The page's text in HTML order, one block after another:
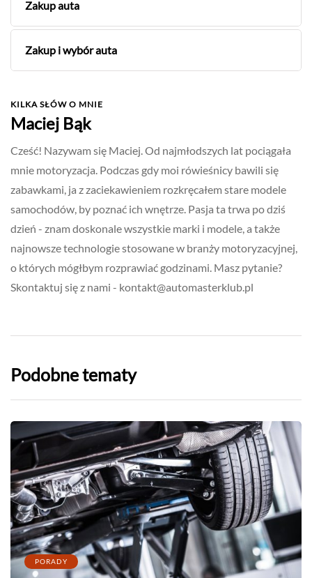
Zakup auta
Zakup i wybór auta
KILKA SŁÓW O MNIE
Maciej Bąk
Cześć! Nazywam się Maciej. Od najmłodszych lat pociągała
mnie motoryzacja. Podczas gdy moi rówieśnicy bawili się
zabawkami, ja z zaciekawieniem rozkręcałem stare modele
samochodów, by poznać ich wnętrze. Pasja ta trwa po dziś
dzień - znam doskonale wszystkie marki i modele, a także
najnowsze technologie stosowane w branży motoryzacyjnej,
o których mógłbym rozprawiać godzinami. Masz pytanie?
Skontaktuj się z nami - kontakt@automasterklub.pl
Podobne tematy
PORADY